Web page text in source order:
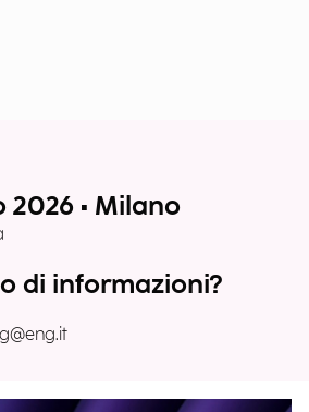
2026 • Milano
di informazioni?